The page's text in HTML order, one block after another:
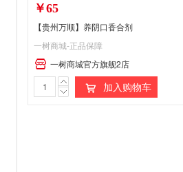
￥65
【贵州万顺】养阴口香合剂
一树商城-正品保障
一树商城官方旗舰2店
加入购物车